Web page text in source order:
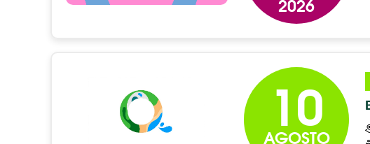
10
AGOSTO